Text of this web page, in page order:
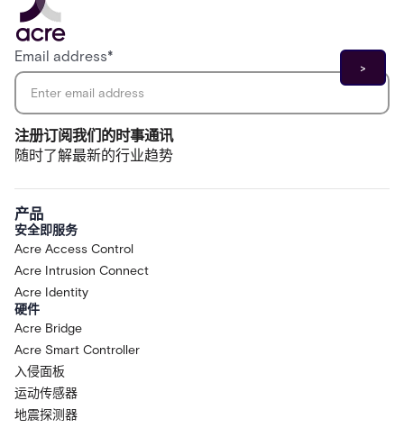
注册订阅我们的时事通讯
随时了解最新的行业趋势
Email address*
产品
安全即服务
Acre Access Control
Acre Intrusion Connect
Acre Identity
硬件
Acre Bridge
Acre Smart Controller
入侵面板
运动传感器
地震探测器